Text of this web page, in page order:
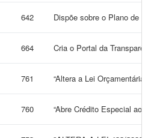
642 Dispõe sobre o Plano de
664 Cria o Portal da
761 “Altera a Lei Orçamentária
760 “Abre Crédito Especial ao